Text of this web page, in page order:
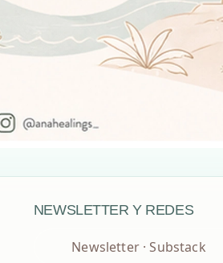
NEWSLETTER Y REDES
Newsletter · Substack